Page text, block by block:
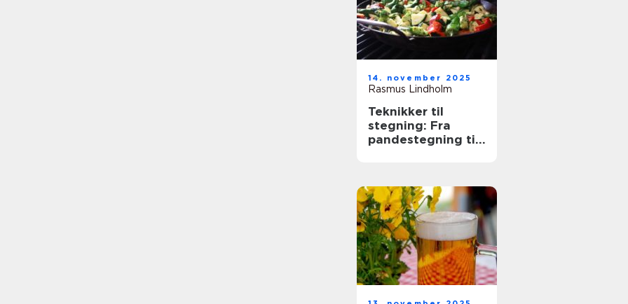
14. november 2025
Rasmus Lindholm
Teknikker til
stegning: Fra
pandestegning til